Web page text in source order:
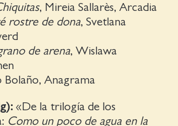
, Mireia Sallarès, Arcadia
rostre de dona, Svetlana
de arena, Wislawa
Bolaño, Anagrama
«De la trilogía de los
Como un poco de agua en la